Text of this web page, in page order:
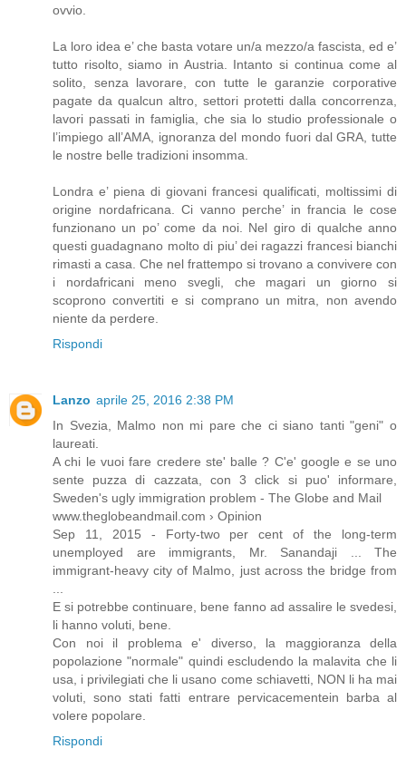
ovvio.
La loro idea e’ che basta votare un/a mezzo/a fascista, ed e’
tutto risolto, siamo in Austria. Intanto si continua come al
solito, senza lavorare, con tutte le garanzie corporative
pagate da qualcun altro, settori protetti dalla concorrenza,
lavori passati in famiglia, che sia lo studio professionale o
l’impiego all’AMA, ignoranza del mondo fuori dal GRA, tutte
le nostre belle tradizioni insomma.
Londra e’ piena di giovani francesi qualificati, moltissimi di
origine nordafricana. Ci vanno perche’ in francia le cose
funzionano un po’ come da noi. Nel giro di qualche anno
questi guadagnano molto di piu’ dei ragazzi francesi bianchi
rimasti a casa. Che nel frattempo si trovano a convivere con
i nordafricani meno svegli, che magari un giorno si
scoprono convertiti e si comprano un mitra, non avendo
niente da perdere.
Rispondi
Lanzo aprile 25, 2016 2:38 PM
In Svezia, Malmo non mi pare che ci siano tanti "geni" o
laureati.
A chi le vuoi fare credere ste' balle ? C'e' google e se uno
sente puzza di cazzata, con 3 click si puo' informare,
Sweden's ugly immigration problem - The Globe and Mail
www.theglobeandmail.com › Opinion
Sep 11, 2015 - Forty-two per cent of the long-term
unemployed are immigrants, Mr. Sanandaji ... The
immigrant-heavy city of Malmo, just across the bridge from
E si potrebbe continuare, bene fanno ad assalire le svedesi,
li hanno voluti, bene.
Con noi il problema e' diverso, la maggioranza della
popolazione "normale" quindi escludendo la malavita che li
usa, i privilegiati che li usano come schiavetti, NON li ha mai
voluti, sono stati fatti entrare pervicacementein barba al
volere popolare.
Rispondi